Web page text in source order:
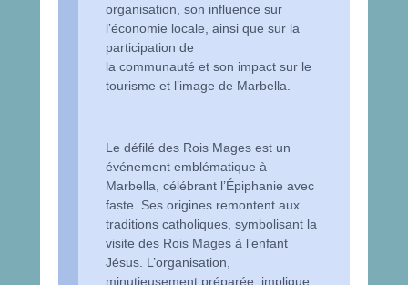
organisation, son influence sur
l’économie locale, ainsi que sur la
participation de
la communauté et son impact sur le
tourisme et l’image de Marbella.
Le défilé des Rois Mages est un
événement emblématique à
Marbella, célébrant l’Épiphanie avec
faste. Ses origines remontent aux
traditions catholiques, symbolisant la
visite des Rois Mages à l’enfant
Jésus. L’organisation,
minutieusement préparée, implique